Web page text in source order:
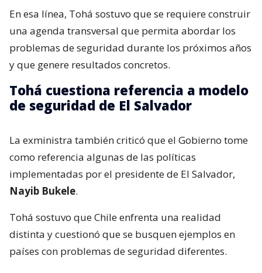
En esa línea, Tohá sostuvo que se requiere construir
una agenda transversal que permita abordar los
problemas de seguridad durante los próximos años
y que genere resultados concretos.
Tohá cuestiona referencia a modelo
de seguridad de El Salvador
La exministra también criticó que el Gobierno tome
como referencia algunas de las políticas
implementadas por el presidente de El Salvador,
Nayib Bukele.
Tohá sostuvo que Chile enfrenta una realidad
distinta y cuestionó que se busquen ejemplos en
países con problemas de seguridad diferentes.